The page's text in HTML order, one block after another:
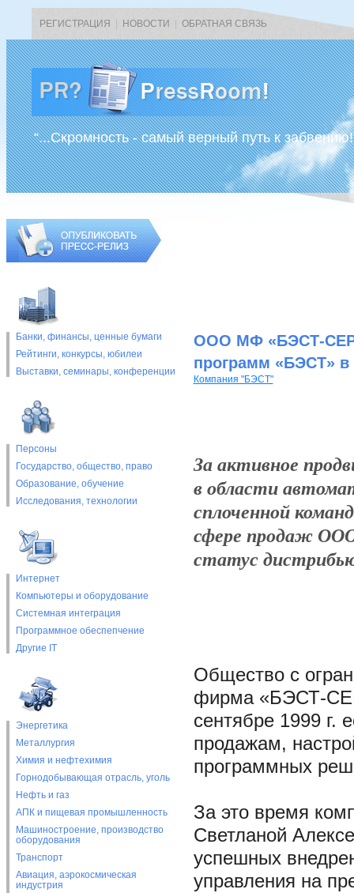
РЕГИСТРАЦИЯ НОВОСТИ ОБРАТНАЯ СВЯЗЬ
“...Скромность - самый верный путь к
Банки, финансы, ценные бумаги
Рейтинги, конкурсы, юбилеи
Выставки, cеминары, конференции
Персоны
Государство, общество, право
Образование, обучение
Исследования, технологии
Интернет
Компьютеры и оборудование
Системная интеграция
Программное обеспепчение
Другие IT
Энергетика
Металлургия
Химия и нефтехимия
Горнодобывающая отрасль, уголь
Нефть и газ
АПК и пищевая промышленность
Машиностроение, производство
оборудования
Транспорт
Авиация, аэрокосмическая
индустрия
ООО МФ «БЭСТ-
программ «БЭСТ» в
Компания "БЭСТ"
За активное
в области
сплоченной
сфере продаж
статус
Общество с
фирма «БЭСТ-
сентябре 1999 г.
продажам,
программных
За это время
Светланой
успешных
управления на